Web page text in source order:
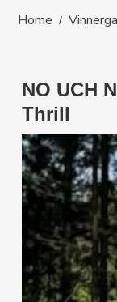
Home /
NO UCH
Thrill